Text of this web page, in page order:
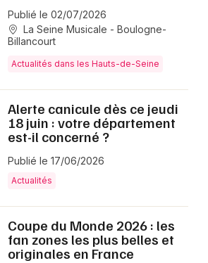
Publié le 02/07/2026
La Seine Musicale - Boulogne-
Billancourt
Actualités dans les Hauts-de-Seine
Alerte canicule dès ce jeudi
18 juin : votre département
est-il concerné ?
Publié le 17/06/2026
Actualités
Coupe du Monde 2026 : les
fan zones les plus belles et
originales en France